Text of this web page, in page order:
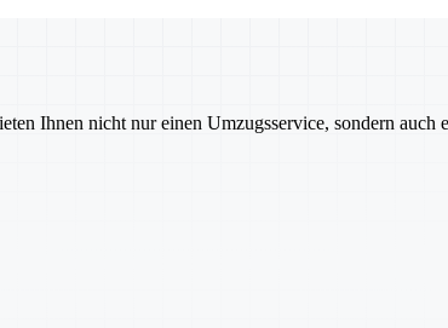
Ihnen nicht nur einen Umzugsservice, sondern